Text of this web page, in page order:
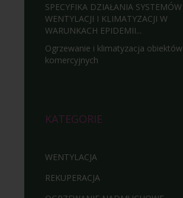
SPECYFIKA DZIAŁANIA SYSTEMÓW
WENTYLACJI I KLIMATYZACJI W
WARUNKACH EPIDEMII...
Ogrzewanie i klimatyzacja obiektów
komercyjnych
KATEGORIE
WENTYLACJA
REKUPERACJA